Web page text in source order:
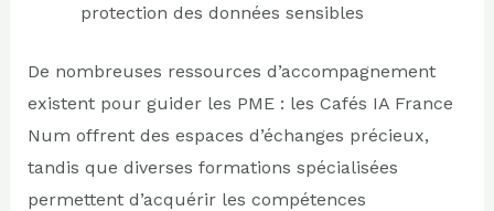
protection des données sensibles
De nombreuses ressources d’accompagnement
existent pour guider les PME : les Cafés IA France
Num offrent des espaces d’échanges précieux,
tandis que diverses formations spécialisées
permettent d’acquérir les compétences